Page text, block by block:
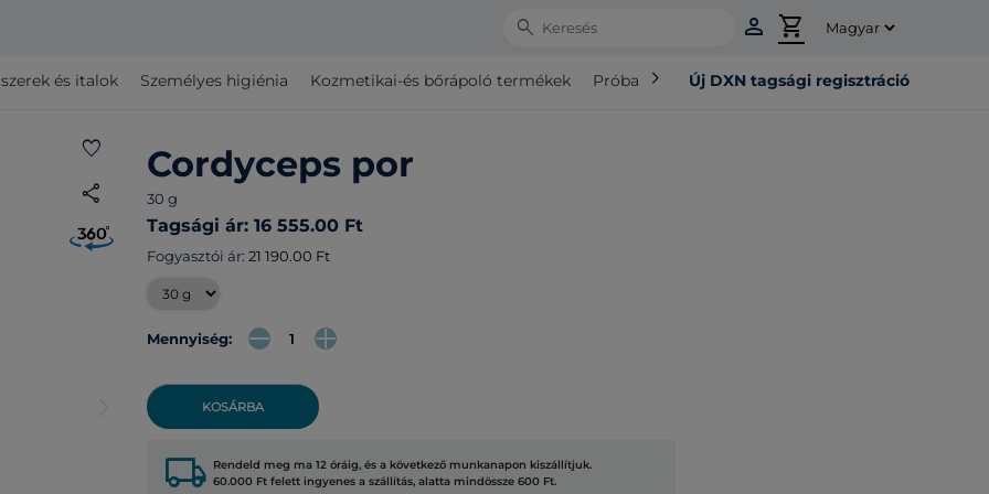
Search person shopping_cart
chevron_right
és italok Személyes higiénia Kozmetikai-és bőrápoló termékek Próba csomagÚj DXN tagsági regisztráció
favorite
share
Cordyceps por
30 g
Tagsági ár: 16 555.00 Ft
Fogyasztói ár: 21 190.00 Ft
Mennyiség:
KOSÁRBA
local_shipping Rendeld meg ma 12 óráig, és a következő munkanapon kiszállítjuk.
60.000 Ft felett ingyenes a szállítás, alatta mindössze 600 Ft.